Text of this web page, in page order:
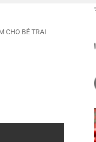
CHO BÉ TRAI